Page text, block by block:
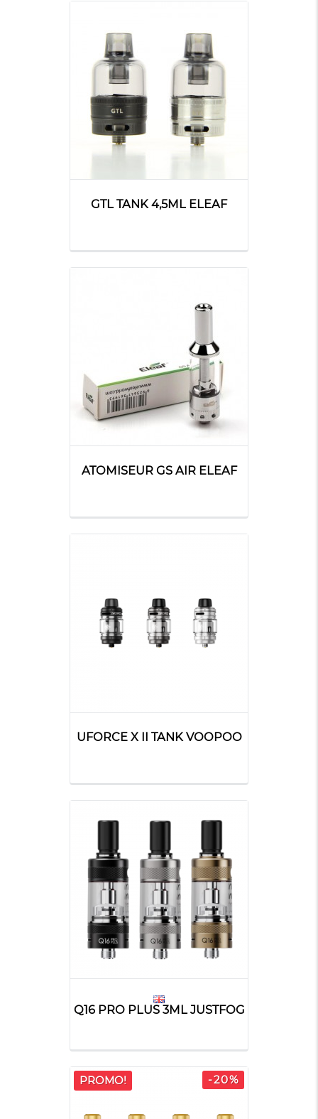
GTL TANK 4,5ML ELEAF
ATOMISEUR GS AIR ELEAF
UFORCE X II TANK VOOPOO
Q16 PRO PLUS 3ML JUSTFOG
PROMO! -20%